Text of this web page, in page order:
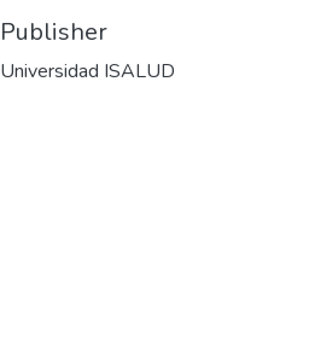
Publisher
Universidad ISALUD